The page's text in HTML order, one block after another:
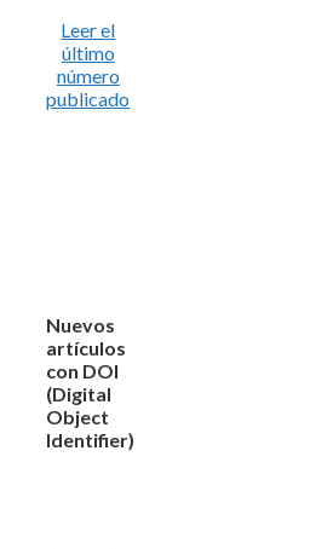
Leer el
último
número
publicado
Nuevos
artículos
con DOI
(Digital
Object
Identifier)